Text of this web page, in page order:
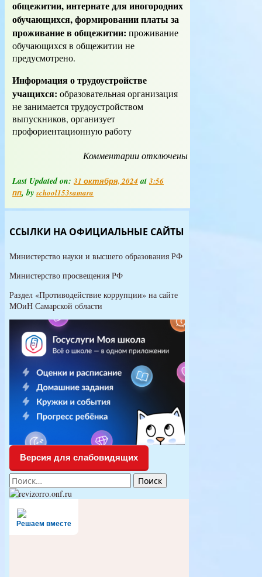
общежитии, интернате для иногородних
обучающихся, формировании платы за
проживание в общежитии: проживание
обучающихся в общежитии не
предусмотрено.
Информация о трудоустройстве
учащихся: образовательная организация
не занимается трудоустройством
выпускников, организует
профориентационную работу
Комментариик
Стипендии
материальной
отключены
Last Updated on: 31 октября, 2024at 3:56
пп, byschool153samara
ССЫЛКИ НА ОФИЦИАЛЬНЫЕ САЙТЫ
Министерство науки и высшего образования РФ
Министерство просвещения РФ
Раздел «Противодействие коррупции» на сайте
МОиН Самарской области
Версия для слабовидящих
Найти:
Решаем вместе